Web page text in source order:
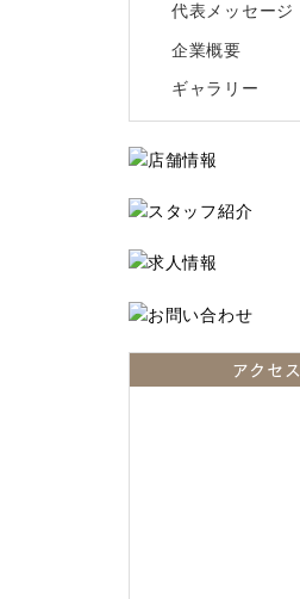
代表メッセージ
企業概要
ギャラリー
アクセス